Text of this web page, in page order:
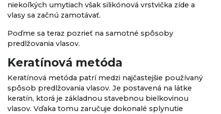
niekoľkých umytiach však silikónová vrstvička zíde a
vlasy sa začnú zamotávať.
Poďme sa teraz pozrieť na samotné spôsoby
predlžovania vlasov.
Keratínová metóda
Keratínová metóda patrí medzi najčastejšie používaný
spôsob predlžovania vlasov. Je postavená na látke
keratín, ktorá je základnou stavebnou bielkovinou
vlasov. Vďaka tomu zaručuje dokonalé splynutie